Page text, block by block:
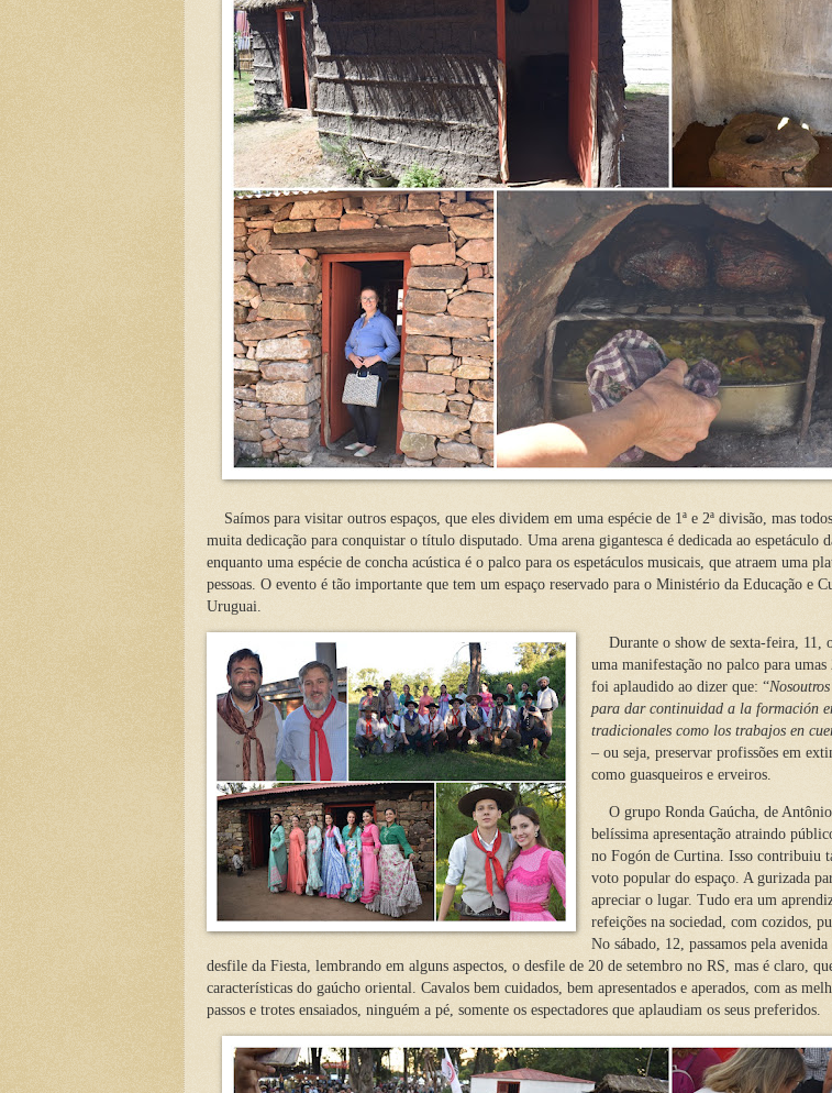
Saímos para visitar outros espaços, que eles dividem em uma espécie de 1ª e 2ª divisão, mas
muita dedicação para conquistar o título disputado. Uma arena gigantesca é dedicada ao espetáculo
enquanto uma espécie de concha acústica é o palco para os espetáculos musicais, que atraem uma
pessoas. O evento é tão importante que tem um espaço reservado para o Ministério da Educação e
Uruguai.
Durante o show de sexta-feira, 11,
uma manifestação no palco para umas
foi aplaudido ao dizer que: “
para dar continuidad a la formación
tradicionales como los trabajos en
– ou seja, preservar profissões em
como guasqueiros e erveiros.
O grupo Ronda Gaúcha, de
belíssima apresentação atraindo
no Fogón de Curtina. Isso contribuiu
voto popular do espaço. A gurizada
apreciar o lugar. Tudo era um
refeições na sociedad, com cozidos,
No sábado, 12, passamos pela
desfile da Fiesta, lembrando em alguns aspectos, o desfile de 20 de setembro no RS, mas é claro,
características do gaúcho oriental. Cavalos bem cuidados, bem apresentados e aperados, com as
passos e trotes ensaiados, ninguém a pé, somente os espectadores que aplaudiam os seus preferidos.